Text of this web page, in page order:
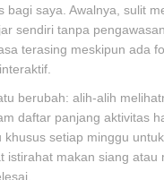
bagi saya. Awalnya, sulit
sendiri tanpa
terasing meskipun ada
berubah: alih-alih
daftar panjang aktivitas
khusus setiap minggu
makan siang atau